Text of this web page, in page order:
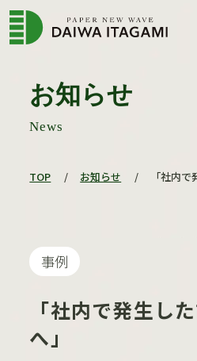
お知らせ
News
TOP / お知らせ / 「社内
事例
「社内で発生し
へ」